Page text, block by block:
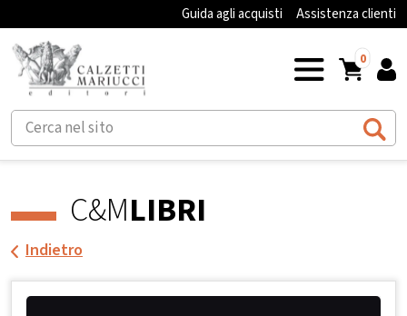
Guida agli acquisti Assistenza clienti
0
C&MLIBRI
Indietro